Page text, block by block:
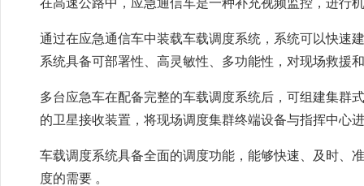
在高速公路中，应急通信车是一种补充视频监控，进行
通过在应急通信车中装载车载调度系统，系统可以快速
系统具备可部署性、高灵敏性、多功能性，对现场救援
多台应急车在配备完整的车载调度系统后，可组建集群
的卫星接收装置，将现场调度集群终端设备与指挥中心
车载调度系统具备全面的调度功能，能够快速、及时、
度的需要 。